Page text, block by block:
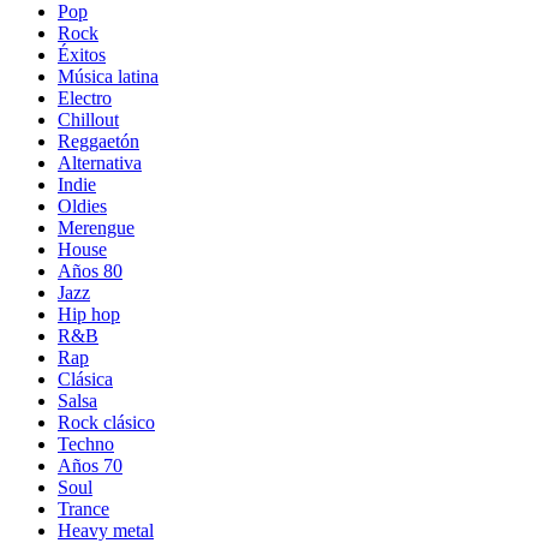
Pop
Rock
Éxitos
Música latina
Electro
Chillout
Reggaetón
Alternativa
Indie
Oldies
Merengue
House
Años 80
Jazz
Hip hop
R&B
Rap
Clásica
Salsa
Rock clásico
Techno
Años 70
Soul
Trance
Heavy metal